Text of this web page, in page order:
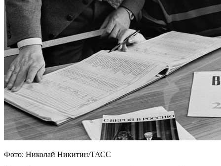
Фото: Николай Никитин/ТАСС